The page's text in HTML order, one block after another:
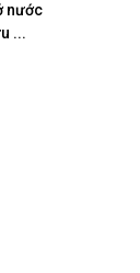
nước
...